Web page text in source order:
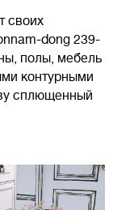
своих
dong 239-
полы, мебель
контурными
сплющенный